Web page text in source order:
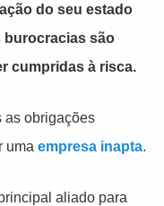
do seu estado
burocracias são
cumpridas à risca.
as obrigações
uma empresa inapta.
aliado para